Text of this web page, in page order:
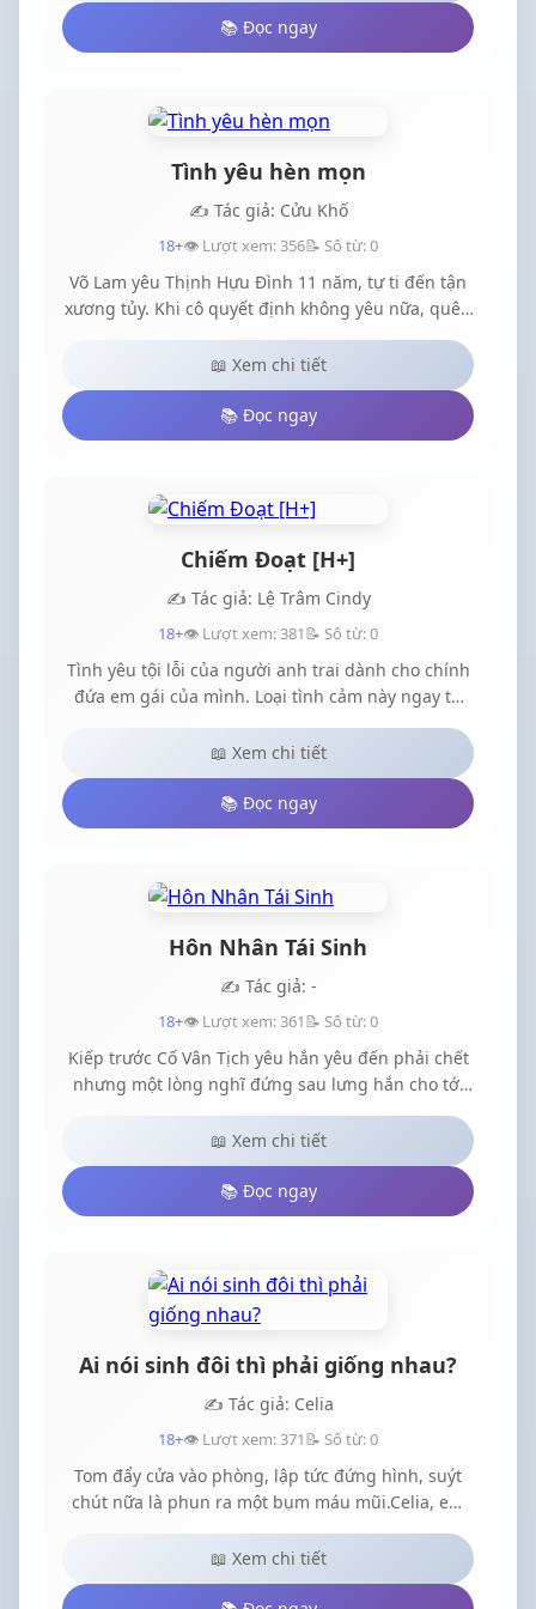
mình. Những yêu thương quan tâm của Huy Linh,
qua bao nhiêu sóng gió mà hai người đã trải qua
📚 Đọc ngay
Tình yêu hèn mọn
✍️ Tác giả: Cửu Khố
18+👁️ Lượt xem: 356📝 Số từ: 0
Võ Lam yêu Thịnh Hựu Đình 11 năm, tự ti đến tận
xương tủy. Khi cô quyết định không yêu nữa, quên
đi hắn, mới phát hiện sự vứt bỏ này không chỉ là
đau, mà còn khiến cô suýt chút nữa mất mạng. Thì
ra nếu yêu một người đã lâu, sau đó dừng lại,
không bị điên cũng thành ma.
📖 Xem chi tiết
📚 Đọc ngay
Chiếm Đoạt [H+]
✍️ Tác giả: Lệ Trâm Cindy
18+👁️ Lượt xem: 381📝 Số từ: 0
Tình yêu tội lỗi của người anh trai dành cho chính
đứa em gái của mình. Loại tình cảm này ngay từ
đầu đã là sai trái tại sao lại cứ cố chấp niệm để rồi
cả hai cùng nhận quả đắng,,Em Mục Giai Âm là
bầu trời, là vừng dương sáng rực trong cuộc đời
hắn, là tâm can bảo bối duy nhất mà hắn muốn
gìn giữ nhưng đáng tiếc,...hai người vốn chỉ là anh
📖 Xem chi tiết
📚 Đọc ngay
Hôn Nhân Tái Sinh
✍️ Tác giả: -
18+👁️ Lượt xem: 361📝 Số từ: 0
Kiếp trước Cố Vân Tịch yêu hắn yêu đến phải chết
nhưng một lòng nghĩ đứng sau lưng hắn cho tới
lúc chết bỏ lỡ tình yêu của hắn!Sau khi sống lại Cố
Vân Tịch như cũ yêu hắn yêu đến phải chết nhưng
một lòng nghĩ sống chung với hắn! Ngủ cùng
hắn!Kiếp trước là nữ thần trong giới giải trí, trong
giới y học là một thiên tài bác sĩ.Rạng rỡ vô hạn,
đầu cũng đang suy nghĩ, cưng chiều chồng! Thực
sự cưng chiều chồng!Khi hắn vì che chở chiến hữu
rút lui mà bị thương, cô
📖 Xem chi tiết
📚 Đọc ngay
Ai nói sinh đôi thì phải giống nhau?
✍️ Tác giả: Celia
18+👁️ Lượt xem: 371📝 Số từ: 0
Tom đẩy cửa vào phòng, lập tức đứng hình, suýt
chút nữa là phun ra một bụm máu mũi.Celia, em
gái hắn, đang mặc một chiếc áo thun ba lỗ, quần
short màu be ngắn ơi là ngắn chỉ đủ che cái mông
nho nhỏ tinh nghịch, bao nhiêu da thịt trắng nõn
📖 Xem chi tiết